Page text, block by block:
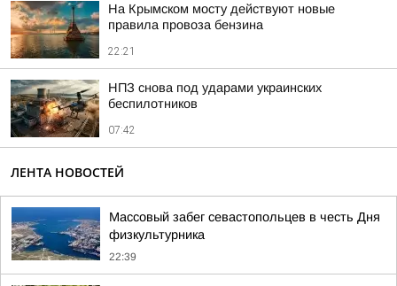
На Крымском мосту действуют новые
правила провоза бензина
22:21
НПЗ снова под ударами украинских
беспилотников
07:42
ЛЕНТА НОВОСТЕЙ
Массовый забег севастопольцев в честь Дня
физкультурника
22:39